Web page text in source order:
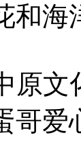
和海
文
哥爱